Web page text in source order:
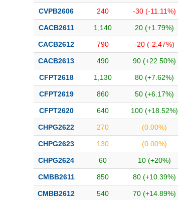
CVPB2606 240 -30 (-11.11%)
CACB2611 1,140 20 (+1.79%)
CACB2612 790 -20 (-2.47%)
CACB2613 490 90 (+22.50%)
CFPT2618 1,130 80 (+7.62%)
CFPT2619 860 50 (+6.17%)
CFPT2620 640 100 (+18.52%)
CHPG2622 270 (0.00%)
CHPG2623 130 (0.00%)
CHPG2624 60 10 (+20%)
CMBB2611 850 80 (+10.39%)
CMBB2612 540 70 (+14.89%)